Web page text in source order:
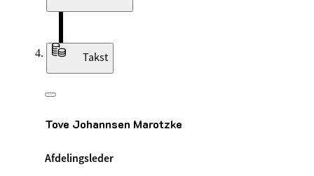
Takst
Tove Johannsen Marotzke
Afdelingsleder